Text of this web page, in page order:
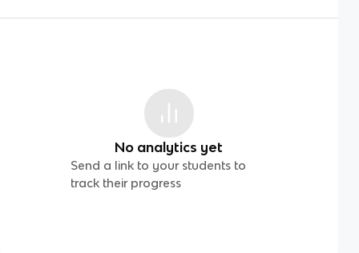
No analytics yet
Send a link to your students to
track their progress